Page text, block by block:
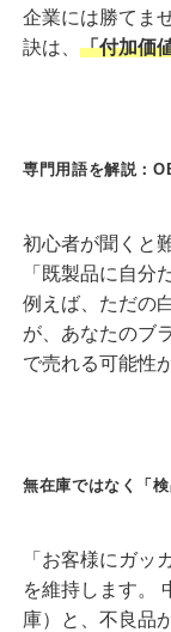
企業には勝てま
訣は、 「付加価
専門用語を解説：
初心者が聞くと
「既製品に自分
例えば、ただの
が、あなたのブ
で売れる可能性
無在庫ではなく「
「お客様にガッ
を維持します。
庫）と、不良品